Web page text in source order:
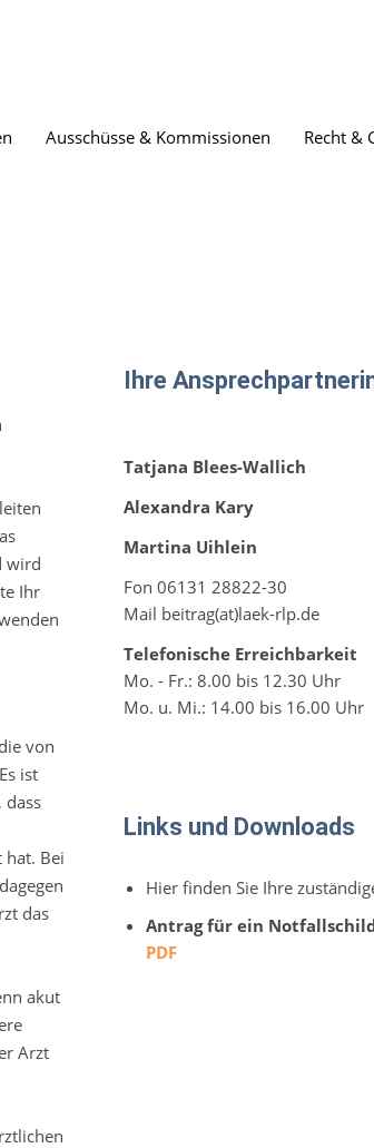
Ausschüsse & Kommissionen Recht &
wird
Ihr
von
ist
hat. Bei
das
akut
Arzt
Ihre
Tatjana Blees-Wallich
Alexandra Kary
Martina Uihlein
Fon 06131 28822-30
Mail beitrag(at)laek-rlp.de
Telefonische Erreichbarkeit
Mo. - Fr.: 8.00 bis 12.30 Uhr
Mo. u. Mi.: 14.00 bis 16.00 Uhr
Links und Downloads
Hier finden Sie Ihre
Antrag für ein
PDF